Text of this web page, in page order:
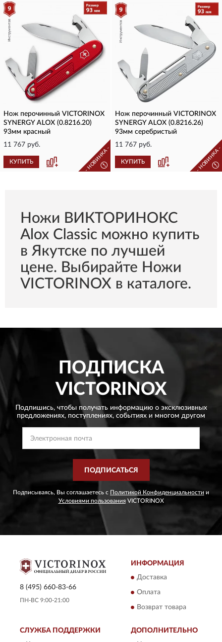
Нож перочинный VICTORINOX
SYNERGY ALOX (0.8216.20)
93мм красный
11 767 руб.
КУПИТЬ - НОВИНКА -
!
Нож перочинный VICTORINOX
SYNERGY ALOX (0.8216.26)
93мм серебристый
11 767 руб.
КУПИТЬ - НОВИНКА -
!
Ножи ВИКТОРИНОКС
Alox Classic можно купить
в Якутске по лучшей
цене. Выбирайте Ножи
VICTORINOX в каталоге.
ПОДПИСКА
VICTORINOX
Подпишись, чтобы получать информацию о эксклюзивных
предложениях, поступлениях, событиях и многом другом
ПОДПИСАТЬСЯ
Подписываясь, Вы соглашаетесь с Политикой Конфиденциальности и
Условиями пользованияVICTORINOX
8 (495) 660-83-66
ПН-ВС 9:00-21:00
ИНФОРМАЦИЯ
Доставка
Оплата
Возврат товара
СЛУЖБА ПОДДЕРЖКИ ДОПОЛНИТЕЛЬНО